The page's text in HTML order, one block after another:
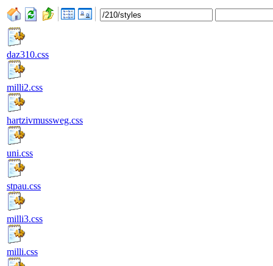
daz310.css
milli2.css
hartzivmussweg.css
uni.css
stpau.css
milli3.css
milli.css